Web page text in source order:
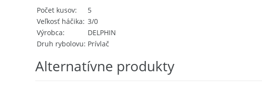
Počet kusov
5
Veľkosť háčika 3/0
Výrobca
DELPHIN
Druh rybolovu Prívlač
Alternatívne produkty